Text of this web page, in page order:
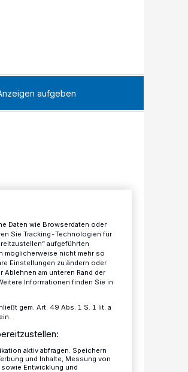
aufgeben
Daten wie Browserdaten oder
Sie Tracking-Technologien für
aufgeführten
möglicherweise nicht mehr so
Einstellungen zu ändern oder
am unteren Rand der
Informationen finden Sie in
gem. Art. 49 Abs. 1 S. 1 lit. a
aktiv abfragen. Speichern
und Inhalte, Messung von
Entwicklung und